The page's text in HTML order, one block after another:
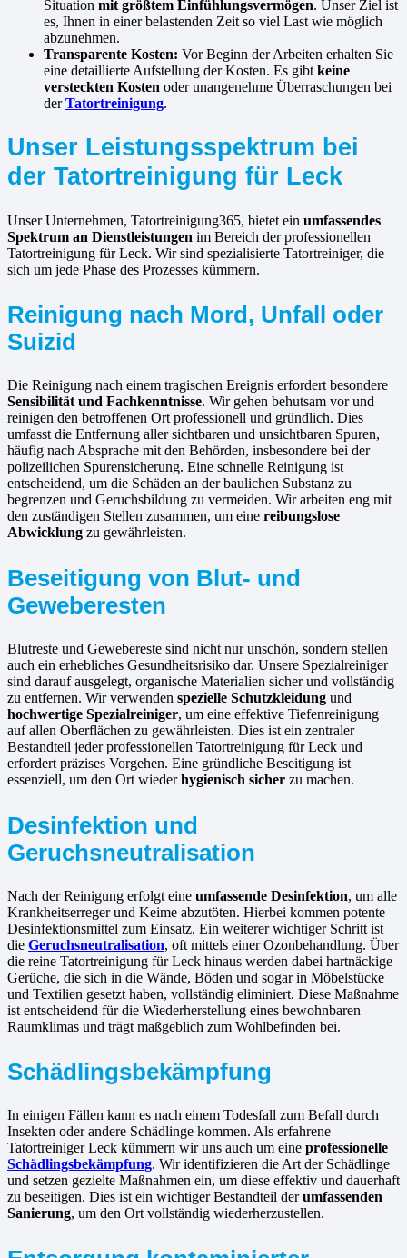
Situation mit größtem Einfühlungsvermögen. Unser Ziel ist
es, Ihnen in einer belastenden Zeit so viel Last wie möglich
abzunehmen.
Transparente Kosten: Vor Beginn der Arbeiten erhalten Sie
eine detaillierte Aufstellung der Kosten. Es gibt keine
versteckten Kosten oder unangenehme Überraschungen bei
derTatortreinigung.
Unser Leistungsspektrum bei
der Tatortreinigung für Leck
Unser Unternehmen, Tatortreinigung365, bietet ein umfassendes
Spektrum an Dienstleistungen im Bereich der professionellen
Tatortreinigung für Leck. Wir sind spezialisierte Tatortreiniger, die
sich um jede Phase des Prozesses kümmern.
Reinigung nach Mord, Unfall oder
Suizid
Die Reinigung nach einem tragischen Ereignis erfordert besondere
Sensibilität und Fachkenntnisse. Wir gehen behutsam vor und
reinigen den betroffenen Ort professionell und gründlich. Dies
umfasst die Entfernung aller sichtbaren und unsichtbaren Spuren,
häufig nach Absprache mit den Behörden, insbesondere bei der
polizeilichen Spurensicherung. Eine schnelle Reinigung ist
entscheidend, um die Schäden an der baulichen Substanz zu
begrenzen und Geruchsbildung zu vermeiden. Wir arbeiten eng mit
den zuständigen Stellen zusammen, um eine reibungslose
Abwicklung zu gewährleisten.
Beseitigung von Blut- und
Geweberesten
Blutreste und Gewebereste sind nicht nur unschön, sondern stellen
auch ein erhebliches Gesundheitsrisiko dar. Unsere Spezialreiniger
sind darauf ausgelegt, organische Materialien sicher und vollständig
zu entfernen. Wir verwenden spezielle Schutzkleidung und
hochwertige Spezialreiniger, um eine effektive Tiefenreinigung
auf allen Oberflächen zu gewährleisten. Dies ist ein zentraler
Bestandteil jeder professionellen Tatortreinigung für Leck und
erfordert präzises Vorgehen. Eine gründliche Beseitigung ist
essenziell, um den Ort wiederhygienisch sicher zu machen.
Desinfektion und
Geruchsneutralisation
Nach der Reinigung erfolgt eine umfassende Desinfektion, um alle
Krankheitserreger und Keime abzutöten. Hierbei kommen potente
Desinfektionsmittel zum Einsatz. Ein weiterer wichtiger Schritt ist
die Geruchsneutralisation, oft mittels einer Ozonbehandlung. Über
die reine Tatortreinigung für Leck hinaus werden dabei hartnäckige
Gerüche, die sich in die Wände, Böden und sogar in Möbelstücke
und Textilien gesetzt haben, vollständig eliminiert. Diese Maßnahme
ist entscheidend für die Wiederherstellung eines bewohnbaren
Raumklimas und trägt maßgeblich zum Wohlbefinden bei.
Schädlingsbekämpfung
In einigen Fällen kann es nach einem Todesfall zum Befall durch
Insekten oder andere Schädlinge kommen. Als erfahrene
Tatortreiniger Leck kümmern wir uns auch um eine professionelle
Schädlingsbekämpfung. Wir identifizieren die Art der Schädlinge
und setzen gezielte Maßnahmen ein, um diese effektiv und dauerhaft
zu beseitigen. Dies ist ein wichtiger Bestandteil derumfassenden
Sanierung, um den Ort vollständig wiederherzustellen.